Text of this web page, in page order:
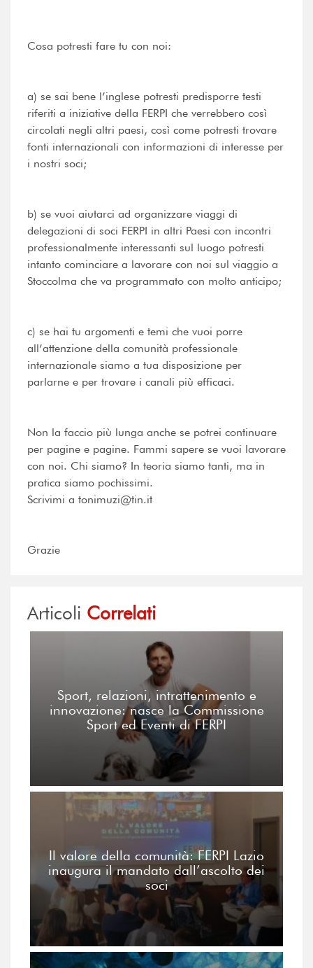
Cosa potresti fare tu con noi:
a) se sai bene l’inglese potresti predisporre testi
riferiti a iniziative della FERPI che verrebbero così
circolati negli altri paesi, così come potresti trovare
fonti internazionali con informazioni di interesse per
i nostri soci;
b) se vuoi aiutarci ad organizzare viaggi di
delegazioni di soci FERPI in altri Paesi con incontri
professionalmente interessanti sul luogo potresti
intanto cominciare a lavorare con noi sul viaggio a
Stoccolma che va programmato con molto anticipo;
c) se hai tu argomenti e temi che vuoi porre
all’attenzione della comunità professionale
internazionale siamo a tua disposizione per
parlarne e per trovare i canali più efficaci.
Non la faccio più lunga anche se potrei continuare
per pagine e pagine. Fammi sapere se vuoi lavorare
con noi. Chi siamo? In teoria siamo tanti, ma in
pratica siamo pochissimi.
Scrivimi a tonimuzi@tin.it
Grazie
Articoli Correlati
Sport, relazioni, intrattenimento e
innovazione: nasce la Commissione
Sport ed Eventi di FERPI
Il valore della comunità: FERPI Lazio
inaugura il mandato dall’ascolto dei
soci